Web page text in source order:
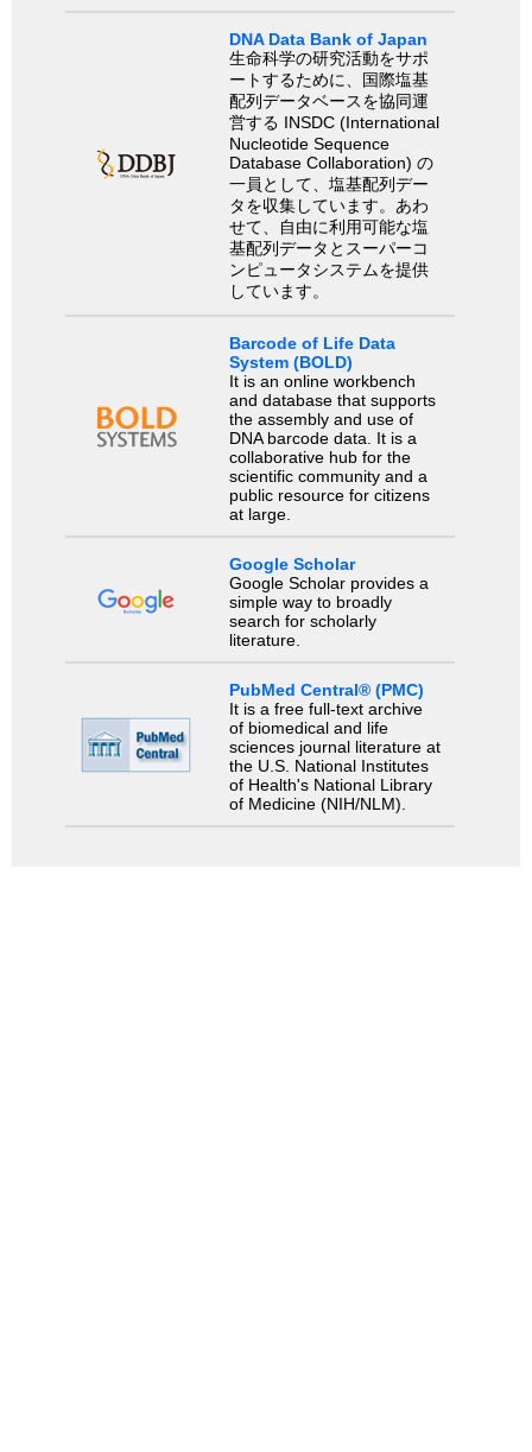
DNA Data Bank of Japan
生命科学の研究活動をサポ
ートするために、国際塩基
配列データベースを協同運
営する INSDC (International
Nucleotide Sequence
Database Collaboration) の
一員として、塩基配列デー
タを収集しています。あわ
せて、自由に利用可能な塩
基配列データとスーパーコ
ンピュータシステムを提供
しています。
Barcode of Life Data
System (BOLD)
It is an online workbench
and database that supports
the assembly and use of
DNA barcode data. It is a
collaborative hub for the
scientific community and a
public resource for citizens
at large.
Google Scholar
Google Scholar provides a
simple way to broadly
search for scholarly
literature.
PubMed Central® (PMC)
It is a free full-text archive
of biomedical and life
sciences journal literature at
the U.S. National Institutes
of Health's National Library
of Medicine (NIH/NLM).